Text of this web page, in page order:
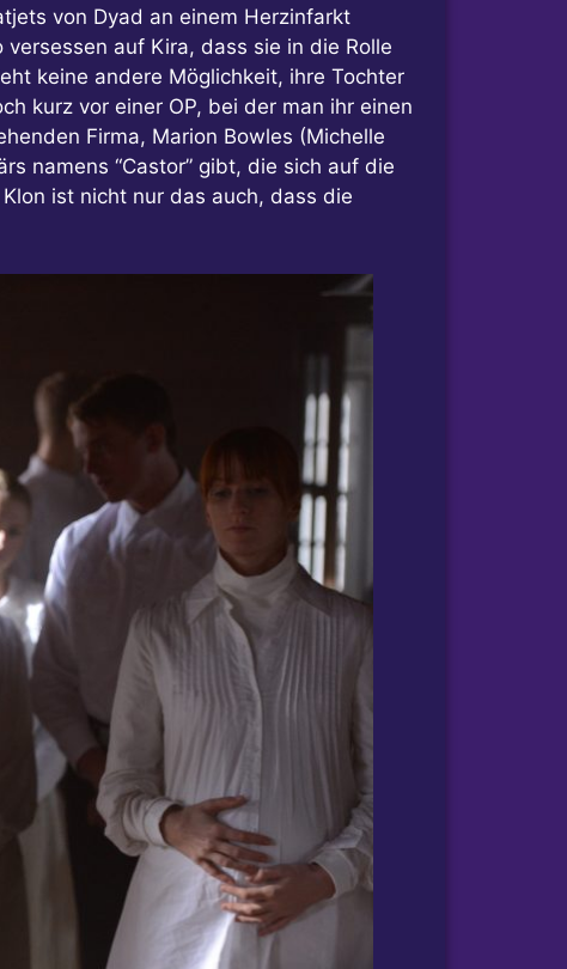
von Dyad an einem Herzinfarkt
auf Kira, dass sie in die Rolle
keine andere Möglichkeit, ihre Tochter
kurz vor einer OP, bei der man ihr einen
Firma, Marion Bowles (Michelle
namens “Castor” gibt, die sich auf die
ist nicht nur das auch, dass die